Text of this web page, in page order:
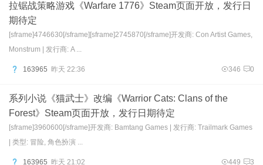
拉锯战策略游戏《Warfare 1776》Steam页面开放，发行日
期待定
[sframe]4746630[/sframe][sframe]2745870[/sframe]开发商: Con Artist Games,
Monstrum | 发行商: A ...
163965 昨天 22:36 346 0
系列小说《猫武士》改编《Warrior Cats: Clans of the
Forest》Steam页面开放，发行日期待定
[sframe]3960600[/sframe]开发商: Bamtang Games | 发行商: Trailmark Games
| 类型: 冒险, 角色扮演 ...
163965 昨天 21:02 449 3